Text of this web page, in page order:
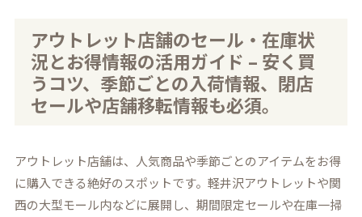
アウトレット店舗のセール・在庫状
況とお得情報の活用ガイド – 安く買
うコツ、季節ごとの入荷情報、閉店
セールや店舗移転情報も必須。
アウトレット店舗は、人気商品や季節ごとのアイテムをお得
に購入できる絶好のスポットです。軽井沢アウトレットや関
西の大型モール内などに展開し、期間限定セールや在庫一掃